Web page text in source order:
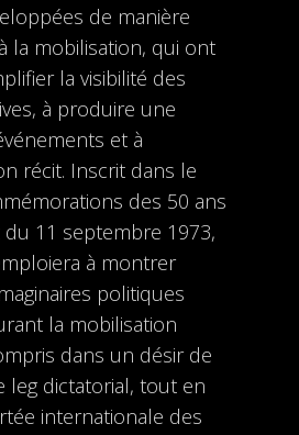
de manière
la mobilisation, qui ont
la visibilité des
à produire une
et à
récit. Inscrit dans le
des 50 ans
du 11 septembre 1973,
à montrer
politiques
la mobilisation
dans un désir de
leg dictatorial, tout en
internationale des